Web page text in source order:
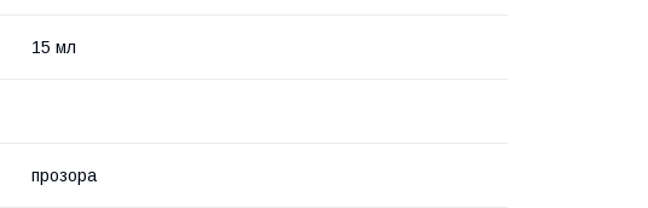
15 мл
прозора